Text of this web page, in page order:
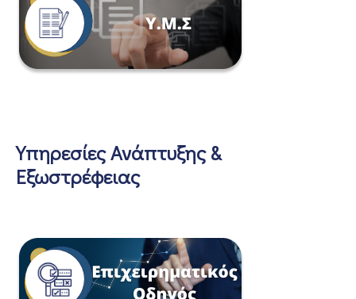
Υπηρεσίες Ανάπτυξης &
Εξωστρέφειας